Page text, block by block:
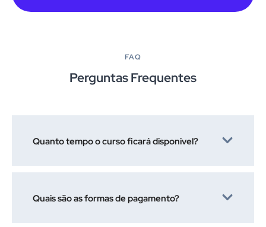
FAQ
Perguntas Frequentes
Quanto tempo o curso ficará disponivel?
Quais são as formas de pagamento?